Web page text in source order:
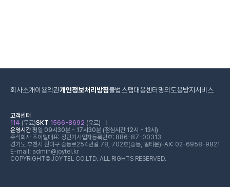
회사소개이용약관개인정보처리방침불법스팸대응센터 명의도용방지서비스
고객센터
114 (무료)SKT 1566-8692 (유료)
운영시간평일 09시30분 - 17시30분 (점심시간 12시 - 13시)
주식회사 조이텔대표: 정민기 사업자등록번호: 886-87-00313
경기도 부천시 원미구 중동로254번길 78, 702호(중동, 필타운) FAX: 02-6958-9821
E-mail: admin@joytel.kr
COPYRIGHT©JOYTEL CO.LTD. ALL RIGHTS RESERVED.